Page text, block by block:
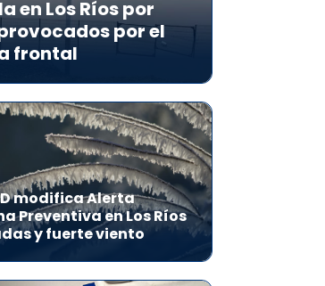
en Los Ríos por
por el
frontal
modifica Alerta
Preventiva en Los Ríos
y fuerte viento